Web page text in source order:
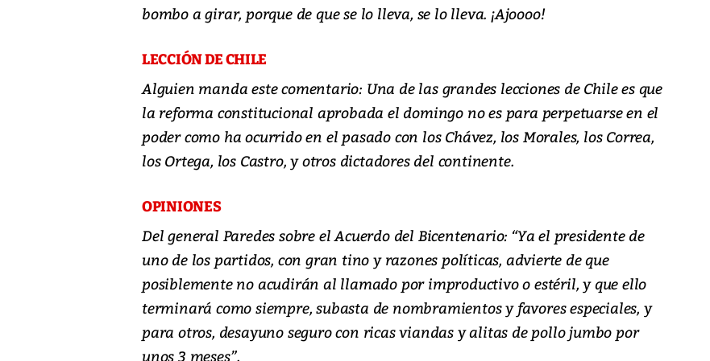
bombo a girar, porque de que se lo lleva, se lo lleva. ¡Ajoooo!
LECCIÓN DE CHILE
Alguien manda este comentario: Una de las grandes lecciones de Chile es que
la reforma constitucional aprobada el domingo no es para perpetuarse en el
poder como ha ocurrido en el pasado con los Chávez, los Morales, los Correa,
los Ortega, los Castro, y otros dictadores del continente.
OPINIONES
Del general Paredes sobre el Acuerdo del Bicentenario: “Ya el presidente de
uno de los partidos, con gran tino y razones políticas, advierte de que
posiblemente no acudirán al llamado por improductivo o estéril, y que ello
terminará como siempre, subasta de nombramientos y favores especiales, y
para otros, desayuno seguro con ricas viandas y alitas de pollo jumbo por
unos 3 meses”.